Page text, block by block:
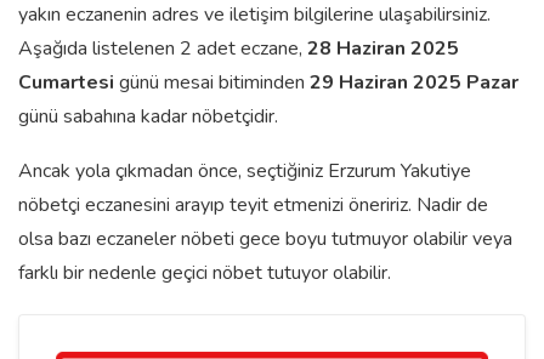
yakın eczanenin adres ve iletişim bilgilerine ulaşabilirsiniz.
Aşağıda listelenen 2 adet eczane, 28 Haziran 2025
Cumartesi günü mesai bitiminden 29 Haziran 2025 Pazar
günü sabahına kadar nöbetçidir.
Ancak yola çıkmadan önce, seçtiğiniz Erzurum Yakutiye
nöbetçi eczanesini arayıp teyit etmenizi öneririz. Nadir de
olsa bazı eczaneler nöbeti gece boyu tutmuyor olabilir veya
farklı bir nedenle geçici nöbet tutuyor olabilir.